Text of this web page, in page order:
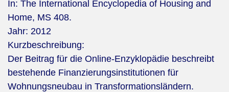
In: The International Encyclopedia of Housing and
Home, MS 408.
Jahr: 2012
Kurzbeschreibung:
Der Beitrag für die Online-Enzyklopädie beschreibt
bestehende Finanzierungsinstitutionen für
Wohnungsneubau in Transformationsländern.